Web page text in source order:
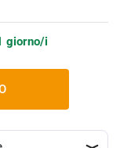
giorno/i